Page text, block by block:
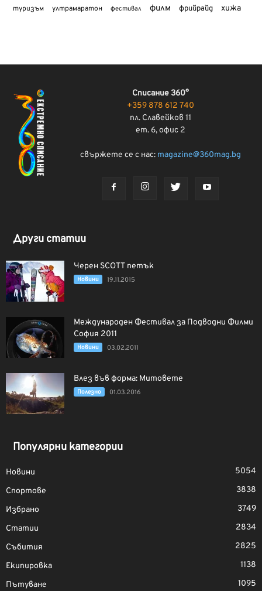
туризъм ултрамаратон фестивал филм фрийрайд хижа
Списание 360°
+359 878 612 740
пл. Славейков 11
ет. 6, офис 2
свържете се с нас: magazine@360mag.bg
Други статии
Черен SCOTT петък
Новини 19.11.2015
Международен Фестивал за Подводни Филми
София 2011
Новини 03.02.2011
Влез във форма: Митовете
Полезно 01.03.2016
Популярни категории
Новини
5054
Спортове
3838
Избрано
3749
Статии
2834
Събития
2825
Екипировка
1138
Пътуване
1095